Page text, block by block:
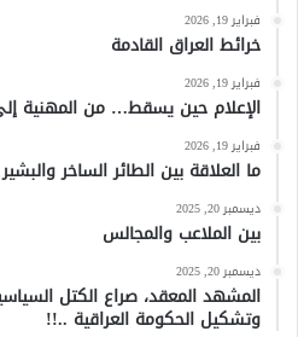
فبراير 19, 2026
خرائط العراق القادمة
فبراير 19, 2026
الإعلام حين يسقط… من المهنية
فبراير 19, 2026
ما العلاقة بين الطائر الساخر
ديسمبر 20, 2025
بين الملاعب والمجالس
ديسمبر 20, 2025
المشهد المعقد، صراع الكتل
وتشكيل الحكومة العراقية ..!!